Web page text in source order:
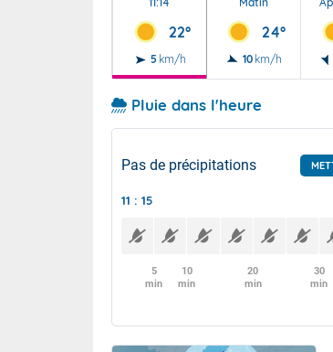
22°
5 km/h
24°
10 km/h
Pluie dans l'heure
Pas de précipitations
11 : 15
5
min
10
min
20
min
30
min